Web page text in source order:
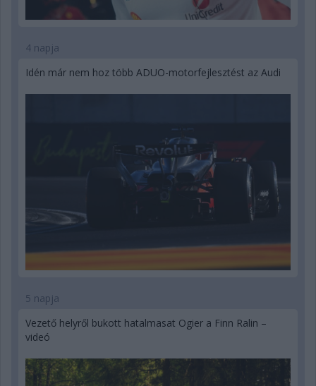
4 napja
Idén már nem hoz több ADUO-motorfejlesztést az Audi
5 napja
Vezető helyről bukott hatalmasat Ogier a Finn Ralin –
videó